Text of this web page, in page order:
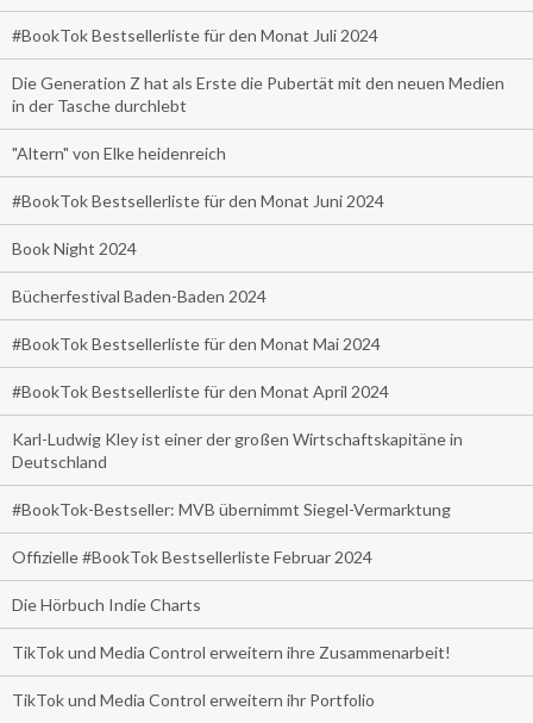
#BookTok Bestsellerliste für den Monat Juli 2024
Die Generation Z hat als Erste die Pubertät mit den neuen Medien
in der Tasche durchlebt
"Altern" von Elke heidenreich
#BookTok Bestsellerliste für den Monat Juni 2024
Book Night 2024
Bücherfestival Baden-Baden 2024
#BookTok Bestsellerliste für den Monat Mai 2024
#BookTok Bestsellerliste für den Monat April 2024
Karl-Ludwig Kley ist einer der großen Wirtschaftskapitäne in
Deutschland
#BookTok-Bestseller: MVB übernimmt Siegel-Vermarktung
Offizielle #BookTok Bestsellerliste Februar 2024
Die Hörbuch Indie Charts
TikTok und Media Control erweitern ihre Zusammenarbeit!
TikTok und Media Control erweitern ihr Portfolio